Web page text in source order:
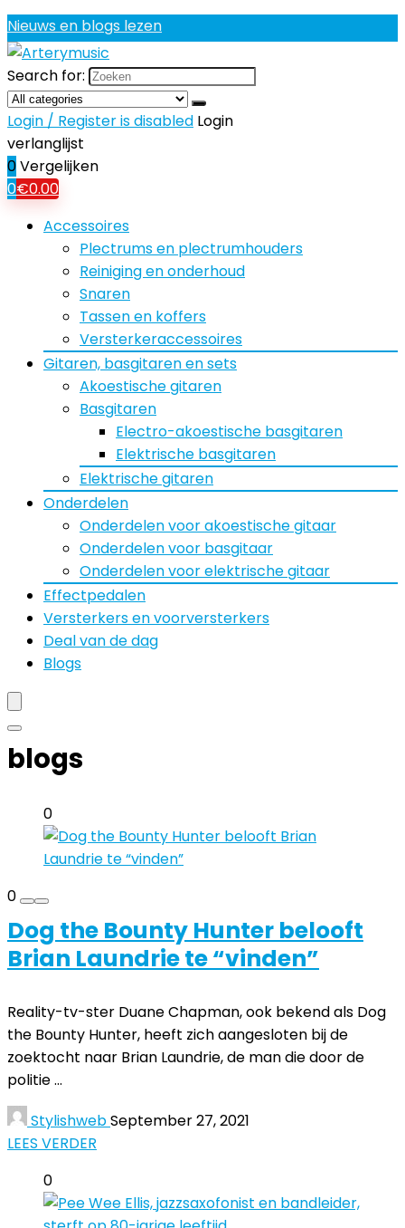
Nieuws en blogs lezen
Search for:
Login / Register is disabled Login
verlanglijst
0Vergelijken
0€0.00
Accessoires
Plectrums en plectrumhouders
Reiniging en onderhoud
Snaren
Tassen en koffers
Versterkeraccessoires
Gitaren, basgitaren en sets
Akoestische gitaren
Basgitaren
Electro-akoestische basgitaren
Elektrische basgitaren
Elektrische gitaren
Onderdelen
Onderdelen voor akoestische gitaar
Onderdelen voor basgitaar
Onderdelen voor elektrische gitaar
Effectpedalen
Versterkers en voorversterkers
Deal van de dag
Blogs
blogs
0
0
Dog the Bounty Hunter belooft
Brian Laundrie te “vinden”
Reality-tv-ster Duane Chapman, ook bekend als Dog
the Bounty Hunter, heeft zich aangesloten bij de
zoektocht naar Brian Laundrie, de man die door de
politie ...
StylishwebSeptember 27, 2021
LEES VERDER
0